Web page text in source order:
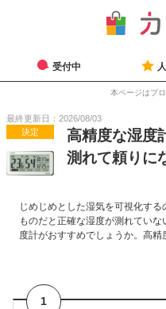
受付中
本ページはプ
最終更新日：2026/08/03
決定
高精度な湿度
測れて頼りに
じめじめとした湿気を可視化す
ものだと正確な湿度が測れてい
度計がおすすめでしょうか。高精
1